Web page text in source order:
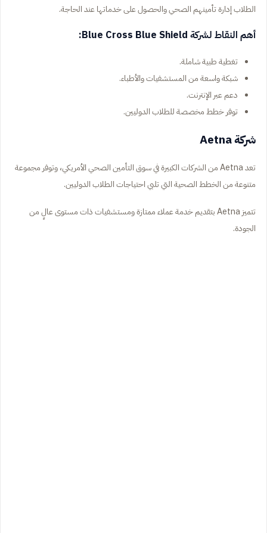
الطلاب إدارة تأمينهم الصحي والحصول على خدماتها عند الحاجة.
أهم النقاط لشركة Blue Cross Blue Shield:
تغطية طبية شاملة.
شبكة واسعة من المستشفيات والأطباء.
دعم عبر الإنترنت.
توفر خطط مخصصة للطلاب الدوليين.
شركة Aetna
تعد Aetna من الشركات الكبيرة في سوق التأمين الصحي الأمريكي، وتوفر مجموعة
متنوعة من الخطط الصحية التي تلبي احتياجات الطلاب الدوليين.
تتميز Aetna بتقديم خدمة عملاء ممتازة ومستشفيات ذات مستوى عالٍ من
الجودة.